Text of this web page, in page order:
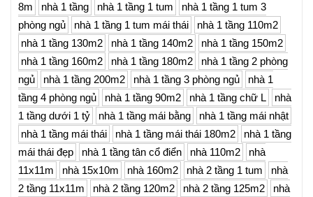
8m
nhà 1 tầng nhà 1 tầng 1 tum
nhà 1 tầng 1 tum 3
phòng ngủ
nhà 1 tầng 1 tum mái thái
nhà 1 tầng 110m2
nhà 1 tầng 130m2
nhà 1 tầng 140m2
nhà 1 tầng 150m2
nhà 1 tầng 160m2
nhà 1 tầng 180m2
nhà 1 tầng 2 phòng
ngủ
nhà 1 tầng 200m2 nhà 1 tầng 3 phòng ngủ
nhà 1
tầng 4 phòng ngủ
nhà 1 tầng 90m2 nhà 1 tầng chữ L
nhà
1 tầng dưới 1 tỷ
nhà 1 tầng mái bằng
nhà 1 tầng mái nhật
nhà 1 tầng mái thái
nhà 1 tầng mái thái 180m2
nhà 1 tầng
mái thái đẹp
nhà 1 tầng tân cổ điển nhà 110m2
nhà
11x11m
nhà 15x10m nhà 160m2 nhà 2 tầng 1 tum
nhà
2 tầng 11x11m
nhà 2 tầng 120m2 nhà 2 tầng 125m2
nhà